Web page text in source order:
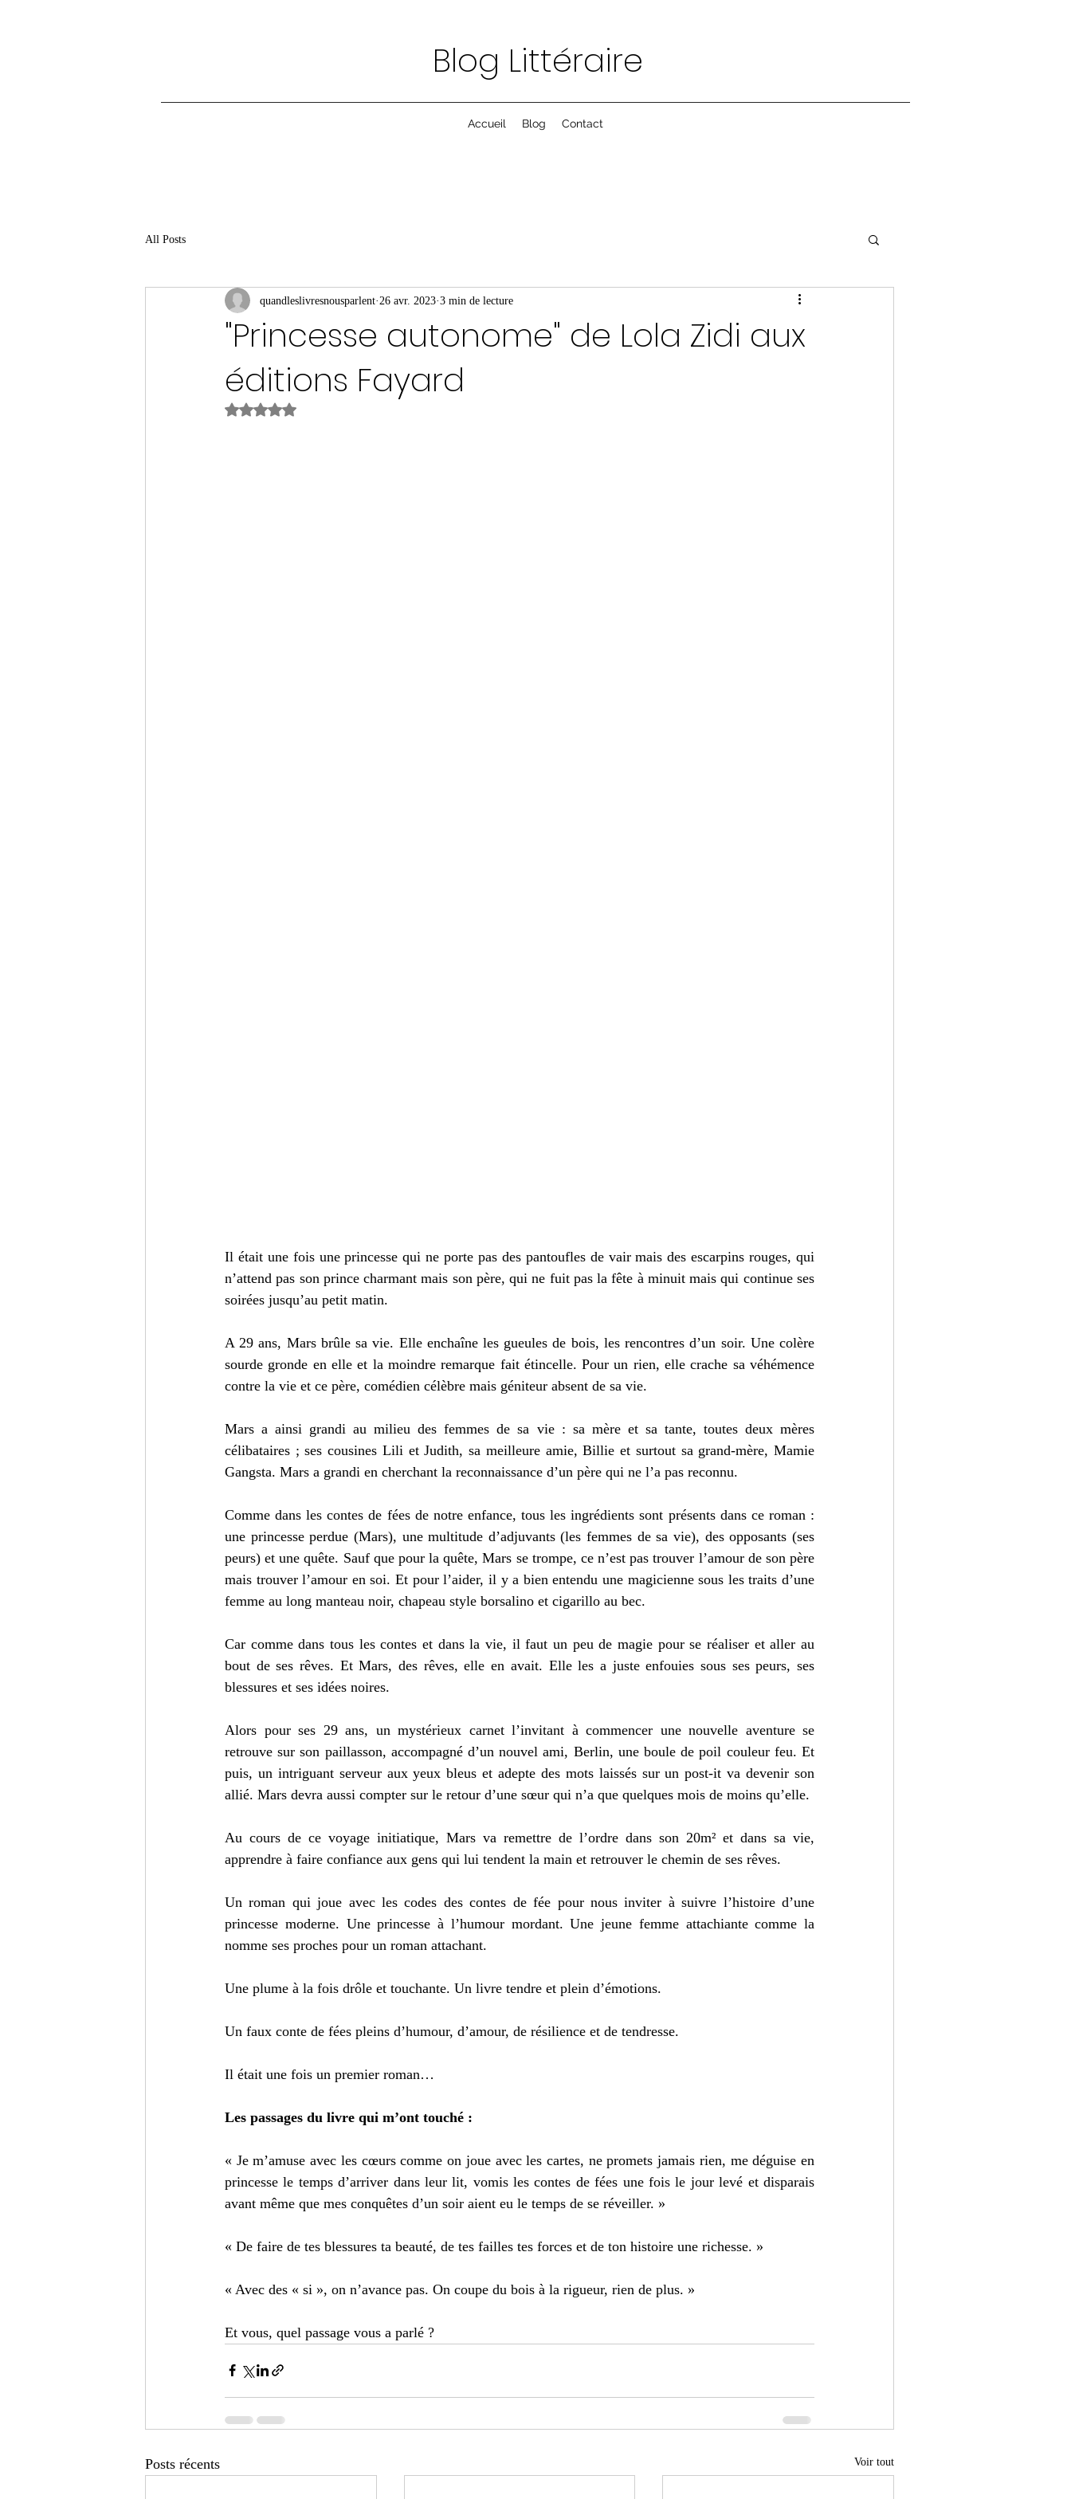
Blog Littéraire
Accueil Blog Contact
All Posts
"Princesse autonome" de Lola Zidi aux
éditions Fayard
quandleslivresnousparlent 26 avr. 2023 3 min de lecture
Noté NaN étoiles sur 5.
Il était une fois une princesse qui ne porte pas des pantoufles de vair mais des escarpins rouges, qui
n’attend pas son prince charmant mais son père, qui ne fuit pas la fête à minuit mais qui continue ses
soirées jusqu’au petit matin.
A 29 ans, Mars brûle sa vie. Elle enchaîne les gueules de bois, les rencontres d’un soir. Une colère
sourde gronde en elle et la moindre remarque fait étincelle. Pour un rien, elle crache sa véhémence
contre la vie et ce père, comédien célèbre mais géniteur absent de sa vie.
Mars a ainsi grandi au milieu des femmes de sa vie : sa mère et sa tante, toutes deux mères
célibataires ; ses cousines Lili et Judith, sa meilleure amie, Billie et surtout sa grand-mère, Mamie
Gangsta. Mars a grandi en cherchant la reconnaissance d’un père qui ne l’a pas reconnu.
Comme dans les contes de fées de notre enfance, tous les ingrédients sont présents dans ce roman :
une princesse perdue (Mars), une multitude d’adjuvants (les femmes de sa vie), des opposants (ses
peurs) et une quête. Sauf que pour la quête, Mars se trompe, ce n’est pas trouver l’amour de son père
mais trouver l’amour en soi. Et pour l’aider, il y a bien entendu une magicienne sous les traits d’une
femme au long manteau noir, chapeau style borsalino et cigarillo au bec.
Car comme dans tous les contes et dans la vie, il faut un peu de magie pour se réaliser et aller au
bout de ses rêves. Et Mars, des rêves, elle en avait. Elle les a juste enfouies sous ses peurs, ses
blessures et ses idées noires.
Alors pour ses 29 ans, un mystérieux carnet l’invitant à commencer une nouvelle aventure se
retrouve sur son paillasson, accompagné d’un nouvel ami, Berlin, une boule de poil couleur feu. Et
puis, un intriguant serveur aux yeux bleus et adepte des mots laissés sur un post-it va devenir son
allié. Mars devra aussi compter sur le retour d’une sœur qui n’a que quelques mois de moins qu’elle.
Au cours de ce voyage initiatique, Mars va remettre de l’ordre dans son 20m² et dans sa vie,
apprendre à faire confiance aux gens qui lui tendent la main et retrouver le chemin de ses rêves.
Un roman qui joue avec les codes des contes de fée pour nous inviter à suivre l’histoire d’une
princesse moderne. Une princesse à l’humour mordant. Une jeune femme attachiante comme la
nomme ses proches pour un roman attachant.
Une plume à la fois drôle et touchante. Un livre tendre et plein d’émotions.
Un faux conte de fées pleins d’humour, d’amour, de résilience et de tendresse.
Il était une fois un premier roman…
Les passages du livre qui m’ont touché :
« Je m’amuse avec les cœurs comme on joue avec les cartes, ne promets jamais rien, me déguise en
princesse le temps d’arriver dans leur lit, vomis les contes de fées une fois le jour levé et disparais
avant même que mes conquêtes d’un soir aient eu le temps de se réveiller. »
« De faire de tes blessures ta beauté, de tes failles tes forces et de ton histoire une richesse. »
« Avec des « si », on n’avance pas. On coupe du bois à la rigueur, rien de plus. »
Et vous, quel passage vous a parlé ?
Posts récents Voir tout